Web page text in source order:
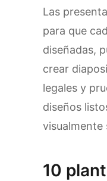
Las
para que
diseñadas,
crear
legales y
diseños
visualmente
10